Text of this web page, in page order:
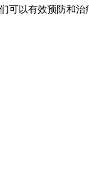
以有效预防和治